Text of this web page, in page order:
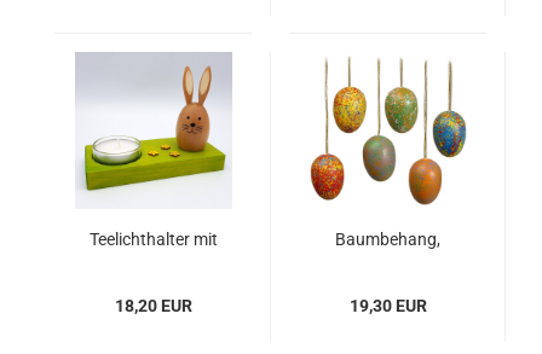
Teelichthalter mit
18,20 EUR
Baumbehang,
19,30 EUR